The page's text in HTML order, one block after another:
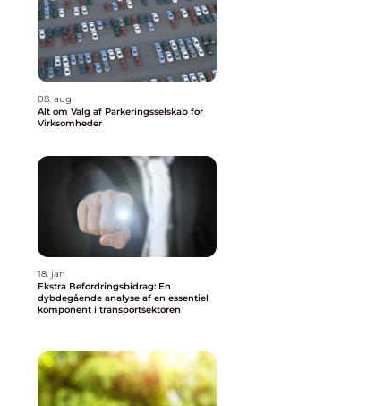
08. aug
Alt om Valg af Parkeringsselskab for
Virksomheder
18. jan
Ekstra Befordringsbidrag: En
dybdegående analyse af en essentiel
komponent i transportsektoren